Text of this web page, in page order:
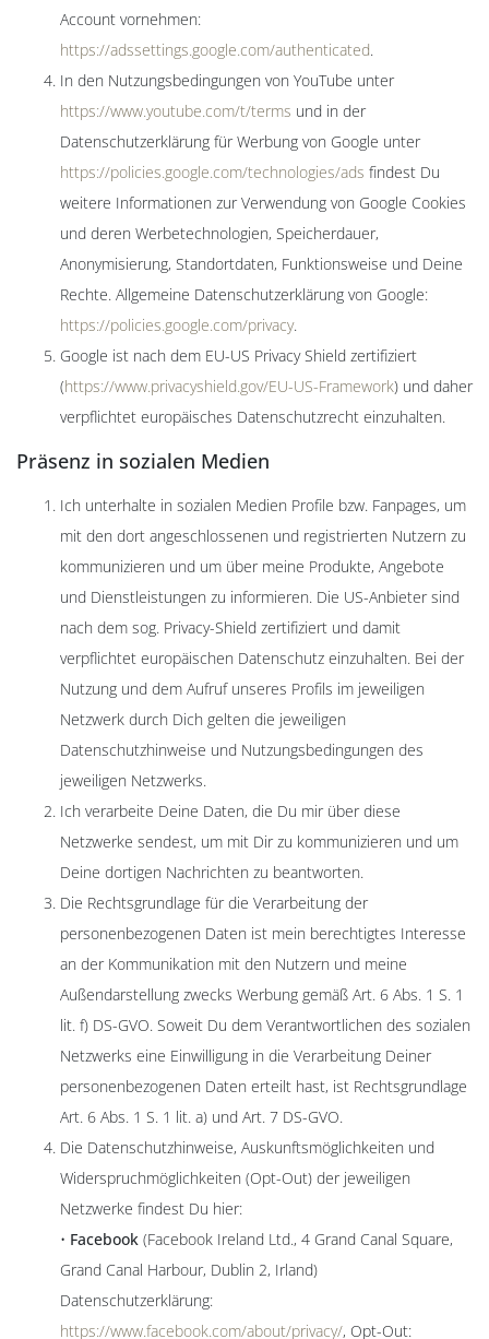
Account vornehmen:
https://adssettings.google.com/authenticated.
In den Nutzungsbedingungen von YouTube unter
https://www.youtube.com/t/terms und in der
Datenschutzerklärung für Werbung von Google unter
https://policies.google.com/technologies/ads findest Du
weitere Informationen zur Verwendung von Google Cookies
und deren Werbetechnologien, Speicherdauer,
Anonymisierung, Standortdaten, Funktionsweise und Deine
Rechte. Allgemeine Datenschutzerklärung von Google:
https://policies.google.com/privacy.
Google ist nach dem EU-US Privacy Shield zertifiziert
(https://www.privacyshield.gov/EU-US-Framework) und daher
verpflichtet europäisches Datenschutzrecht einzuhalten.
Präsenz in sozialen Medien
Ich unterhalte in sozialen Medien Profile bzw. Fanpages, um
mit den dort angeschlossenen und registrierten Nutzern zu
kommunizieren und um über meine Produkte, Angebote
und Dienstleistungen zu informieren. Die US-Anbieter sind
nach dem sog. Privacy-Shield zertifiziert und damit
verpflichtet europäischen Datenschutz einzuhalten. Bei der
Nutzung und dem Aufruf unseres Profils im jeweiligen
Netzwerk durch Dich gelten die jeweiligen
Datenschutzhinweise und Nutzungsbedingungen des
jeweiligen Netzwerks.
Ich verarbeite Deine Daten, die Du mir über diese
Netzwerke sendest, um mit Dir zu kommunizieren und um
Deine dortigen Nachrichten zu beantworten.
Die Rechtsgrundlage für die Verarbeitung der
personenbezogenen Daten ist mein berechtigtes Interesse
an der Kommunikation mit den Nutzern und meine
Außendarstellung zwecks Werbung gemäß Art. 6 Abs. 1 S. 1
lit. f) DS-GVO. Soweit Du dem Verantwortlichen des sozialen
Netzwerks eine Einwilligung in die Verarbeitung Deiner
personenbezogenen Daten erteilt hast, ist Rechtsgrundlage
Art. 6 Abs. 1 S. 1 lit. a) und Art. 7 DS-GVO.
Die Datenschutzhinweise, Auskunftsmöglichkeiten und
Widerspruchmöglichkeiten (Opt-Out) der jeweiligen
Netzwerke findest Du hier:
• Facebook (Facebook Ireland Ltd., 4 Grand Canal Square,
Grand Canal Harbour, Dublin 2, Irland)
Datenschutzerklärung:
https://www.facebook.com/about/privacy/, Opt-Out: